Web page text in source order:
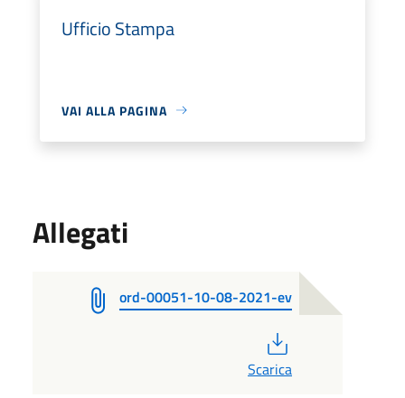
Ufficio Stampa
VAI ALLA PAGINA
Allegati
ord-00051-10-08-2021-ev
Scarica